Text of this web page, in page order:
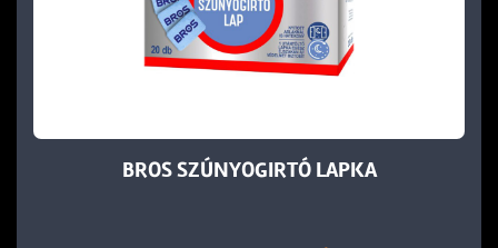
BROS SZÚNYOGIRTÓ LAPKA